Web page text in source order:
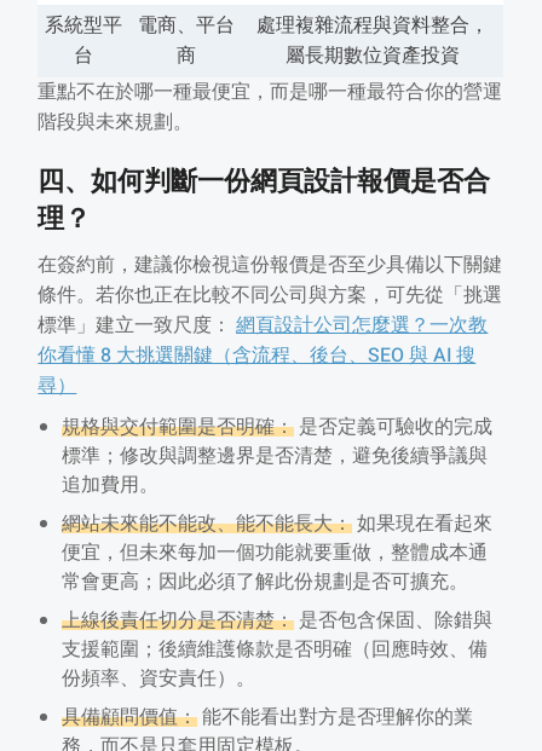
系統型平
台
電商、平台
商
處理複雜流程與資料整合，
屬長期數位資產投資
重點不在於哪一種最便宜，而是哪一種最符合你的營運
階段與未來規劃。
四、如何判斷一份網頁設計報價是否合
理？
在簽約前，建議你檢視這份報價是否至少具備以下關鍵
條件。若你也正在比較不同公司與方案，可先從「挑選
標準」建立一致尺度：網頁設計公司怎麼選？一次教
你看懂 8 大挑選關鍵（含流程、後台、SEO 與 AI 搜
尋）
規格與交付範圍是否明確：是否定義可驗收的完成
標準；修改與調整邊界是否清楚，避免後續爭議與
追加費用。
網站未來能不能改、能不能長大：如果現在看起來
便宜，但未來每加一個功能就要重做，整體成本通
常會更高；因此必須了解此份規劃是否可擴充。
上線後責任切分是否清楚：是否包含保固、除錯與
支援範圍；後續維護條款是否明確（回應時效、備
份頻率、資安責任）。
具備顧問價值：能不能看出對方是否理解你的業